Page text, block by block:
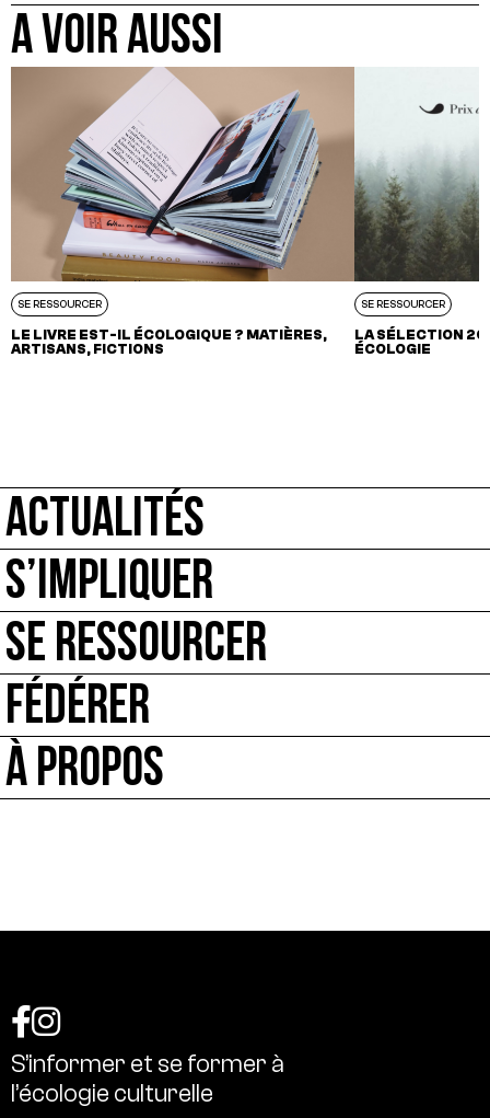
A VOIR AUSSI
SE RESSOURCER
LE LIVRE EST-IL ÉCOLOGIQUE ? MATIÈRES,
ARTISANS, FICTIONS
SE RESSOURCER
LA SÉLECTION
ÉCOLOGIE
ACTUALITÉS
S’IMPLIQUER
SE RESSOURCER
FÉDÉRER
À PROPOS
S’informer et se former à
l’écologie culturelle